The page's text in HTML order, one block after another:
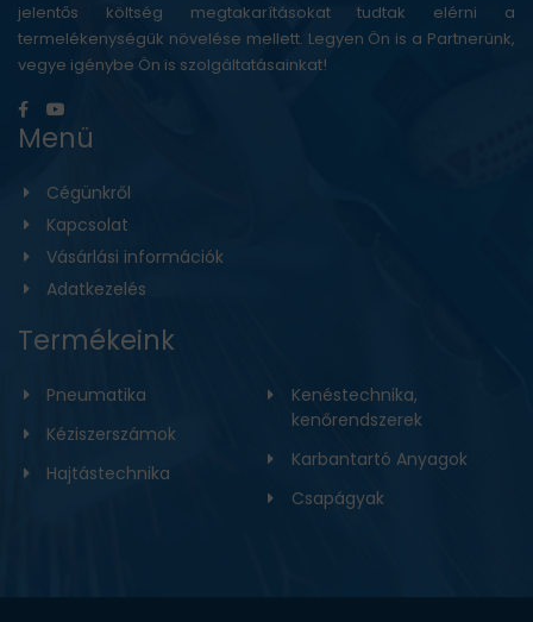
jelentős költség megtakarításokat tudtak elérni a
termelékenységük növelése mellett. Legyen Ön is a Partnerünk,
vegye igénybe Ön is szolgáltatásainkat!
Menü
Cégünkről
Kapcsolat
Vásárlási információk
Adatkezelés
Termékeink
Pneumatika
Kéziszerszámok
Hajtástechnika
Kenéstechnika,
kenőrendszerek
Karbantartó Anyagok
Csapágyak